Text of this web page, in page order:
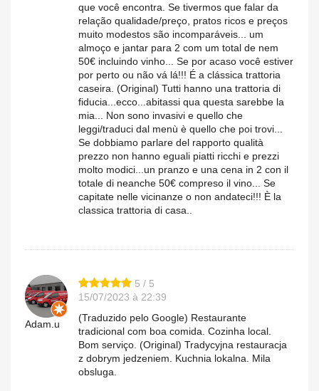
que você encontra. Se tivermos que falar da
relação qualidade/preço, pratos ricos e preços
muito modestos são incomparáveis... um
almoço e jantar para 2 com um total de nem
50€ incluindo vinho... Se por acaso você estiver
por perto ou não vá lá!!! É a clássica trattoria
caseira. (Original) Tutti hanno una trattoria di
fiducia...ecco...abitassi qua questa sarebbe la
mia... Non sono invasivi e quello che
leggi/traduci dal menù è quello che poi trovi...
Se dobbiamo parlare del rapporto qualità
prezzo non hanno eguali piatti ricchi e prezzi
molto modici...un pranzo e una cena in 2 con il
totale di neanche 50€ compreso il vino... Se
capitate nelle vicinanze o non andateci!!! È la
classica trattoria di casa..
Adam.u
5 / 5
15/07/2023 à 22:39
(Traduzido pelo Google) Restaurante
tradicional com boa comida. Cozinha local.
Bom serviço. (Original) Tradycyjna restauracja
z dobrym jedzeniem. Kuchnia lokalna. Mila
obsluga.